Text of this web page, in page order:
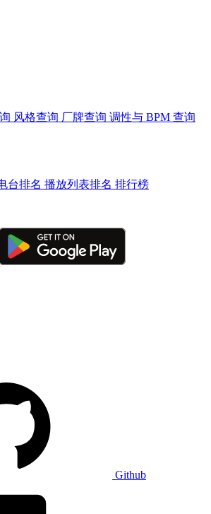
风格查询 厂牌查询 调性与 BPM 查询
台排名 播放列表排名 排行榜
Github